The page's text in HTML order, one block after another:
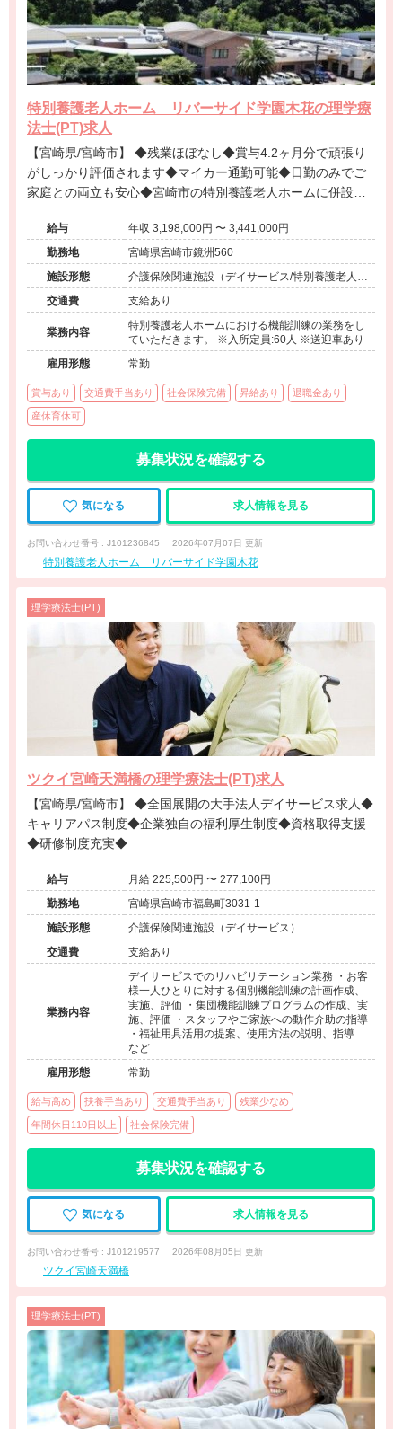
特別養護老人ホーム リバーサイド学園木花の理学療
法士(PT)求人
【宮崎県/宮崎市】 ◆残業ほぼなし◆賞与4.2ヶ月分で頑張り
がしっかり評価されます◆マイカー通勤可能◆日勤のみでご
家庭との両立も安心◆宮崎市の特別養護老人ホームに併設さ
給与
年収 3,198,000円 〜 3,441,000円
勤務地
宮崎県宮崎市鏡洲560
施設形態
介護保険関連施設（デイサービス/特別養護老人ホ
ーム）
交通費 支給あり
業務内容
特別養護老人ホームにおける機能訓練の業務をし
ていただきます。 ※入所定員:60人 ※送迎車あり
雇用形態
常勤
賞与あり 交通費手当あり 社会保険完備 昇給あり 退職金あり
産休育休可
募集状況を確認する
気になる 求人情報を見る
お問い合わせ番号 : J101236845 2026年07月07日 更新
特別養護老人ホーム リバーサイド学園木花
理学療法士(PT)
ツクイ宮崎天満橋の理学療法士(PT)求人
【宮崎県/宮崎市】 ◆全国展開の大手法人デイサービス求人◆
キャリアパス制度◆企業独自の福利厚生制度◆資格取得支援
◆研修制度充実◆
給与
月給 225,500円 〜 277,100円
勤務地
宮崎県宮崎市福島町3031-1
施設形態
介護保険関連施設（デイサービス）
交通費
支給あり
業務内容
デイサービスでのリハビリテーション業務 ・お客
様一人ひとりに対する個別機能訓練の計画作成、
実施、評価 ・集団機能訓練プログラムの作成、実
施、評価 ・スタッフやご家族への動作介助の指導
・福祉用具活用の提案、使用方法の説明、指導
など
雇用形態
常勤
給与高め 扶養手当あり 交通費手当あり 残業少なめ
年間休日110日以上 社会保険完備
募集状況を確認する
気になる 求人情報を見る
お問い合わせ番号 : J101219577 2026年08月05日 更新
ツクイ宮崎天満橋
理学療法士(PT)